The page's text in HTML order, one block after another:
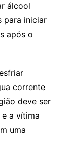
álcool
para iniciar
após o
corrente
deve ser
a vítima
uma